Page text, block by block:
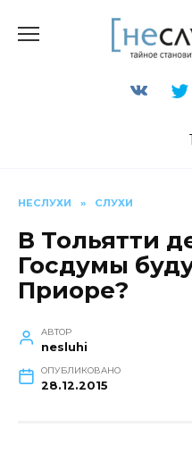
НЕСЛУХИ » СЛУХИ
В Тольятти
Госдумы
Приоре?
АВТОР
nesluhi
ОПУБЛИКОВАНО
28.12.2015